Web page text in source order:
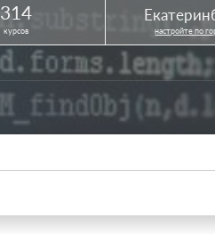
314
курсов настройте по